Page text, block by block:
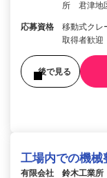
所 君津地
応募資格
移動式ク
取得者歓迎
後で見る
工場内での機械
有限会社 鈴木工業所